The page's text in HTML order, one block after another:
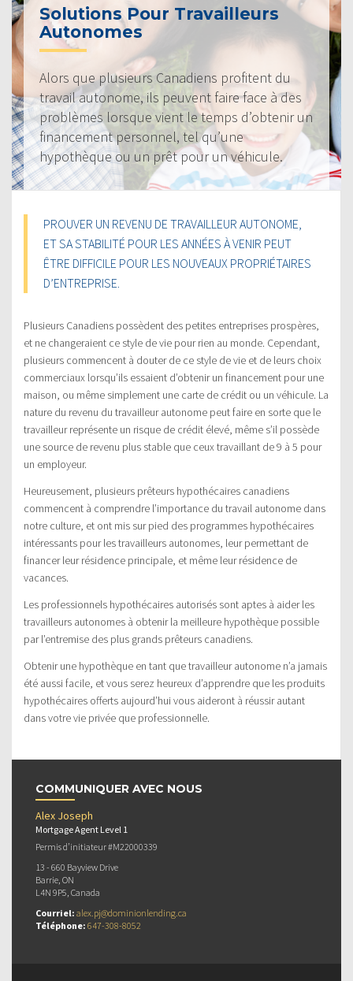
Solutions Pour Travailleurs
Autonomes
Alors que plusieurs Canadiens profitent du
travail autonome, ils peuvent faire face à des
problèmes lorsque vient le temps d’obtenir un
financement personnel, tel qu’une
hypothèque ou un prêt pour un véhicule.
PROUVER UN REVENU DE TRAVAILLEUR AUTONOME,
ET SA STABILITÉ POUR LES ANNÉES À VENIR PEUT
ÊTRE DIFFICILE POUR LES NOUVEAUX PROPRIÉTAIRES
D’ENTREPRISE.
Plusieurs Canadiens possèdent des petites entreprises prospères,
et ne changeraient ce style de vie pour rien au monde. Cependant,
plusieurs commencent à douter de ce style de vie et de leurs choix
commerciaux lorsqu’ils essaient d’obtenir un financement pour une
maison, ou même simplement une carte de crédit ou un véhicule. La
nature du revenu du travailleur autonome peut faire en sorte que le
travailleur représente un risque de crédit élevé, même s’il possède
une source de revenu plus stable que ceux travaillant de 9 à 5 pour
un employeur.
Heureusement, plusieurs prêteurs hypothécaires canadiens
commencent à comprendre l’importance du travail autonome dans
notre culture, et ont mis sur pied des programmes hypothécaires
intéressants pour les travailleurs autonomes, leur permettant de
financer leur résidence principale, et même leur résidence de
vacances.
Les professionnels hypothécaires autorisés sont aptes à aider les
travailleurs autonomes à obtenir la meilleure hypothèque possible
par l’entremise des plus grands prêteurs canadiens.
Obtenir une hypothèque en tant que travailleur autonome n’a jamais
été aussi facile, et vous serez heureux d’apprendre que les produits
hypothécaires offerts aujourd’hui vous aideront à réussir autant
dans votre vie privée que professionnelle.
COMMUNIQUER AVEC NOUS
Alex Joseph
Mortgage Agent Level 1
Permis d’initiateur #M22000339
13 - 660 Bayview Drive
Barrie, ON
L4N 9P5, Canada
Courriel: alex.pj@dominionlending.ca
Téléphone: 647-308-8052